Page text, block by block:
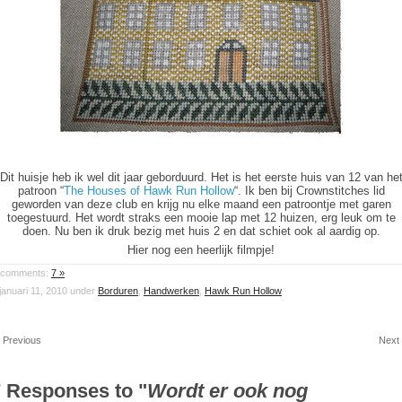
Dit huisje heb ik wel dit jaar geborduurd. Het is het eerste huis van 12 van het
patroon “The Houses of Hawk Run Hollow“. Ik ben bij Crownstitches lid
geworden van deze club en krijg nu elke maand een patroontje met garen
toegestuurd. Het wordt straks een mooie lap met 12 huizen, erg leuk om te
doen. Nu ben ik druk bezig met huis 2 en dat schiet ook al aardig op.
Hier nog een heerlijk filmpje!
comments: 7 »
januari 11, 2010 under Borduren Handwerken Hawk Run Hollow
Previous Next
Responses to "Wordt er ook nog